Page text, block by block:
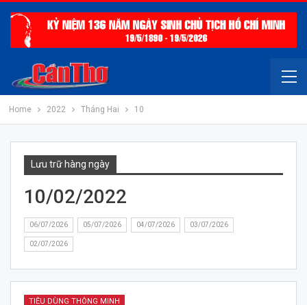
Home 2022 Tháng Hai 10
Lưu trữ hàng ngày
10/02/2022
06/07/2026 05/07/2026 04/07/2026 03/07/2026
02/07/2026
TIÊU DÙNG THÔNG MINH